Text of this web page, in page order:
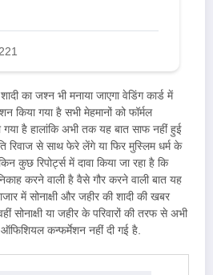
का जश्न भी मनाया जाएगा वेडिंग कार्ड में
किया गया है सभी मेहमानों को फॉर्मल
है हालांकि अभी तक यह बात साफ नहीं हुई
रिवाज से साथ फेरे लेंगे या फिर मुस्लिम धर्म के
कुछ रिपोर्ट्स में दावा किया जा रहा है कि
करने वाली है वैसे गौर करने वाली बात यह
में सोनाक्षी और जहीर की शादी की खबर
या जहीर के परिवारों की तरफ से अभी
कन्फर्मेशन नहीं दी गई है.